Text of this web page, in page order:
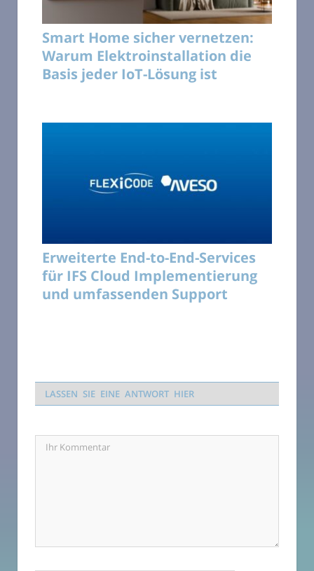
Smart Home sicher vernetzen:
Warum Elektroinstallation die
Basis jeder IoT-Lösung ist
Erweiterte End-to-End-Services
für IFS Cloud Implementierung
und umfassenden Support
LASSEN SIE EINE ANTWORT HIER